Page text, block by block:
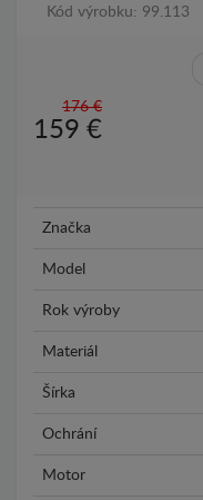
Kód výrobku: 99.113
176 €
159 €
Značka
Model
Rok výroby
Materiál
Šírka
Ochrání
Motor